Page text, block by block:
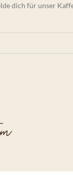
dich für unser